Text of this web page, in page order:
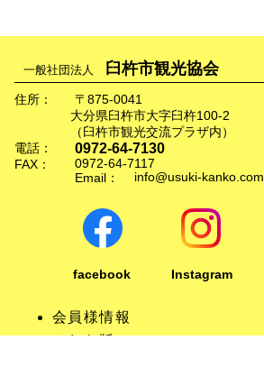
一般社団法人 臼杵市観光協会
住所：
〒875-0041
大分県臼杵市大字臼杵100-2
（臼杵市観光交流プラザ内）
電話：
0972-64-7130
FAX：
0972-64-7117
Email：
info@usuki-kanko.com
facebook Instagram
会員様情報
かわら版